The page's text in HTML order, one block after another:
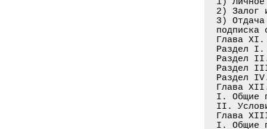
2)
3)
Глава XI.
Раздел
Раздел
Раздел
Раздел
Глава
I.
II.
Глава
I.